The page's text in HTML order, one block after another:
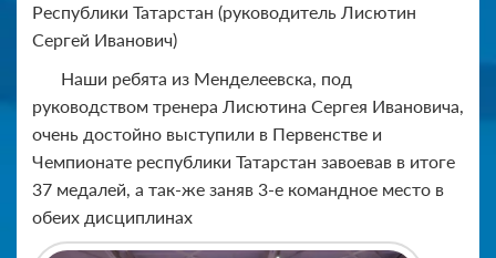
Республики Татарстан (руководитель Лисютин
Сергей Иванович)
Наши ребята из Менделеевска, под
руководством тренера Лисютина Сергея Ивановича,
очень достойно выступили в Первенстве и
Чемпионате республики Татарстан завоевав в итоге
37 медалей, а так-же заняв 3-е командное место в
обеих дисциплинах